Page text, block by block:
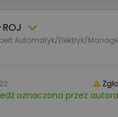
Automatyk/Elektryk/
oznaczona przez